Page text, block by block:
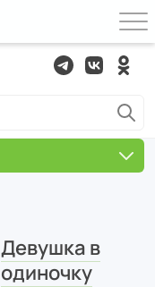
Девушка в
одиночку